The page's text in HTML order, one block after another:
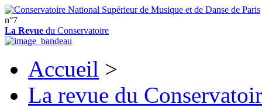
n°7
La Revue du Conservatoire
Accueil >
La revue du